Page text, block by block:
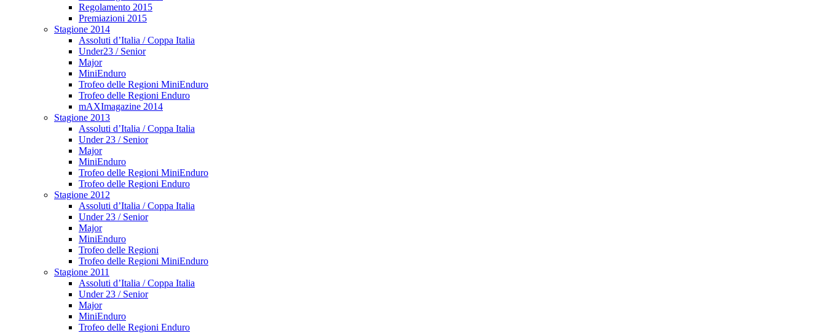
Regolamento 2015
Premiazioni 2015
Stagione 2014
Assoluti d’Italia / Coppa Italia
Under23 / Senior
Major
MiniEnduro
Trofeo delle Regioni MiniEnduro
Trofeo delle Regioni Enduro
mAXImagazine 2014
Stagione 2013
Assoluti d’Italia / Coppa Italia
Under 23 / Senior
Major
MiniEnduro
Trofeo delle Regioni MiniEnduro
Trofeo delle Regioni Enduro
Stagione 2012
Assoluti d’Italia / Coppa Italia
Under 23 / Senior
Major
MiniEnduro
Trofeo delle Regioni
Trofeo delle Regioni MiniEnduro
Stagione 2011
Assoluti d’Italia / Coppa Italia
Under 23 / Senior
Major
MiniEnduro
Trofeo delle Regioni Enduro